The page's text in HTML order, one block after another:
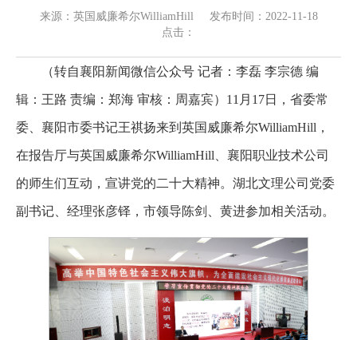
来源：英国威廉希尔WilliamHill
发布时间：2022-11-18
点击：
（转自襄阳新闻微信公众号 记者：李磊 李宗德 编
辑：王路 责编：郑海 审核：周嘉宾）11月17日，省委常
委、襄阳市委书记王祺扬来到英国威廉希尔WilliamHill，
在报告厅与英国威廉希尔WilliamHill、襄阳职业技术公司
的师生们互动，宣讲党的二十大精神。湖北文理公司党委
副书记、经理张彦铎，市领导陈剑、黄进参加相关活动。